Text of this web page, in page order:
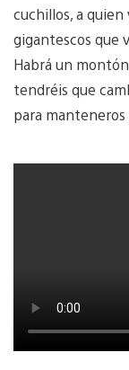
cuchillos, a
gigantescos que
Habrá un
tendréis que
para manteneros